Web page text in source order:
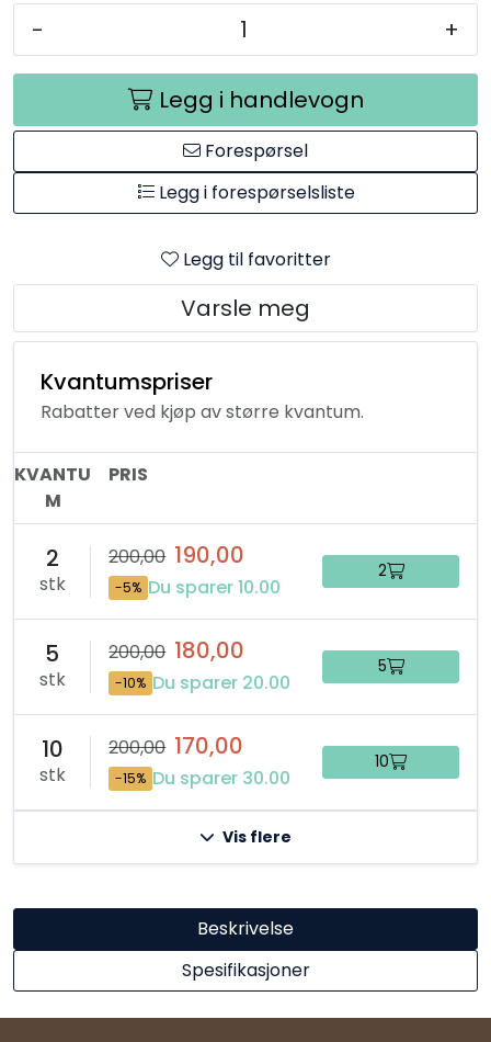
- +
Legg i handlevogn
Forespørsel
Legg i forespørselsliste
Legg til favoritter
Varsle meg
Kvantumspriser
Rabatter ved kjøp av større kvantum.
KVANTU
M
PRIS
2
stk
200,00 190,00
-5% Du sparer 10.00
2
5
stk
200,00 180,00
-10% Du sparer 20.00
5
10
stk
200,00 170,00
-15% Du sparer 30.00
10
Vis flere
Beskrivelse
Spesifikasjoner
Dekaler